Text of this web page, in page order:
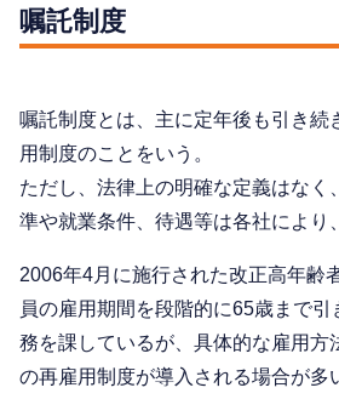
嘱託制度
嘱託制度とは、主に定年後も引き続
用制度のことをいう。
ただし、法律上の明確な定義はなく
準や就業条件、待遇等は各社により
2006年4月に施行された改正高年齢
員の雇用期間を段階的に65歳まで
務を課しているが、具体的な雇用方
の再雇用制度が導入される場合が多